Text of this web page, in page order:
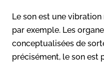
Le son est une vibration
par exemple. Les
conceptualisées de
précisément, le son est